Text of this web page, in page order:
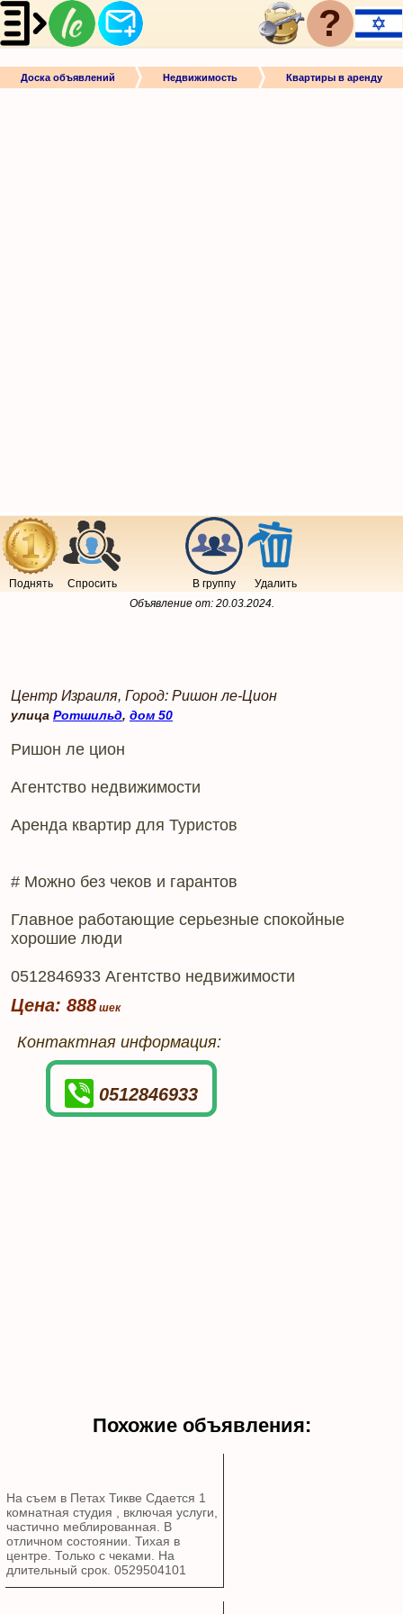
?
Доска объявлений Недвижимость Квартиры в аренду
Поднять Спросить В группу
Удалить
Объявление от: 20.03.2024.
Центр Израиля, Город: Ришон ле-Цион
улица Ротшильд, дом 50
Ришон ле цион
Агентство недвижимости
Аренда квартир для Туристов
# Можно без чеков и гарантов
Главное работающие серьезные спокойные
хорошие люди
0512846933 Агентство недвижимости
Цена: 888
Контактная информация:
0512846933
Похожие объявления:
На съем в Петах Тикве Сдается 1
комнатная студия , включая услуги,
частично меблированная. В
отличном состоянии. Тихая в
центре. Только с чеками. На
длительный срок. 0529504101